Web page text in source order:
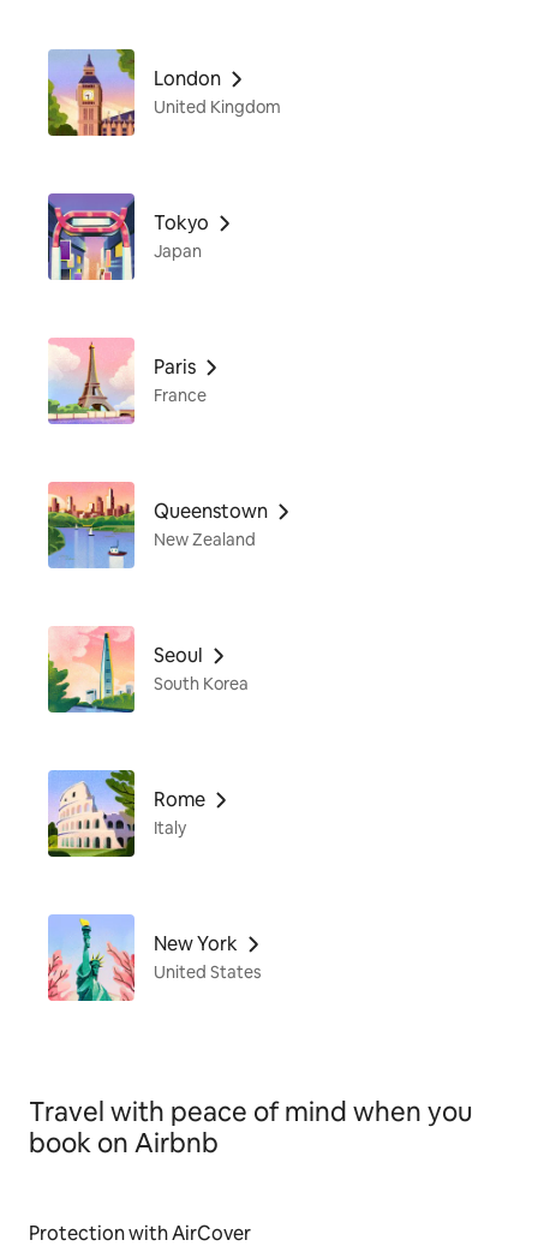
London
United Kingdom
Tokyo
Japan
Paris
France
Queenstown
New Zealand
Seoul
South Korea
Rome
Italy
New York
United States
Travel with peace of mind when you
book on Airbnb
Protection with AirCover